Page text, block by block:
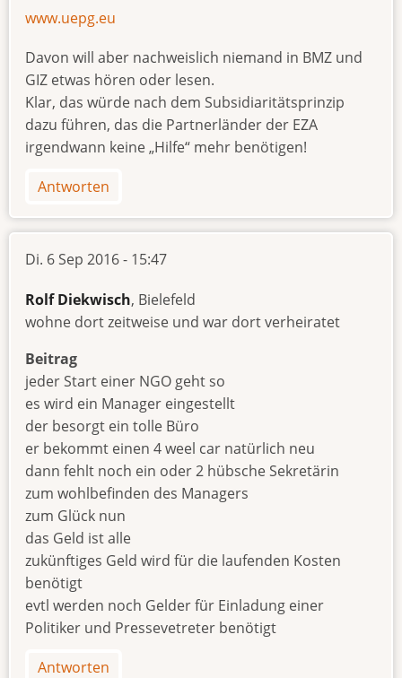
www.uepg.eu
Davon will aber nachweislich niemand in BMZ und
GIZ etwas hören oder lesen.
Klar, das würde nach dem Subsidiaritätsprinzip
dazu führen, das die Partnerländer der EZA
irgendwann keine „Hilfe“ mehr benötigen!
Antworten
Di. 6 Sep 2016 - 15:47
Rolf Diekwisch, Bielefeld
wohne dort zeitweise und war dort verheiratet
Beitrag
jeder Start einer NGO geht so
es wird ein Manager eingestellt
der besorgt ein tolle Büro
er bekommt einen 4 weel car natürlich neu
dann fehlt noch ein oder 2 hübsche Sekretärin
zum wohlbefinden des Managers
zum Glück nun
das Geld ist alle
zukünftiges Geld wird für die laufenden Kosten
benötigt
evtl werden noch Gelder für Einladung einer
Politiker und Pressevetreter benötigt
Antworten